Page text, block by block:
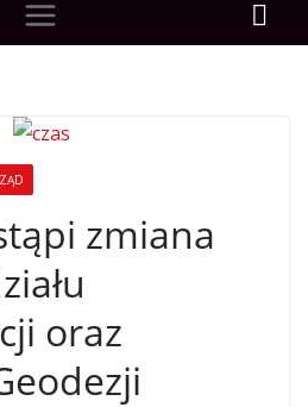
zmiana
oraz